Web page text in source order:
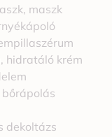
maszk
hidratáló krém
bőrápolás
dekoltázs